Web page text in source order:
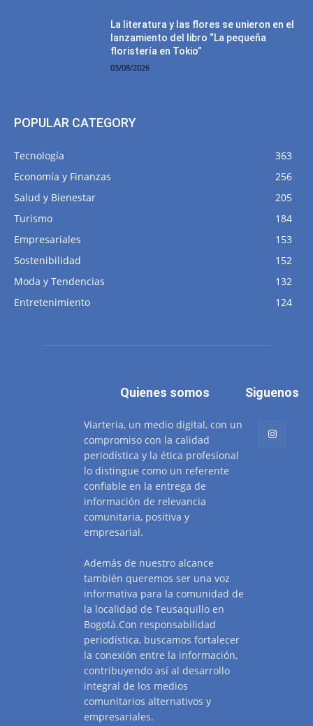
La literatura y las flores se unieron en el
lanzamiento del libro “La pequeña
floristería en Tokio”
03/08/2026
POPULAR CATEGORY
Tecnología
363
Economía y Finanzas
256
Salud y Bienestar
205
Turismo
184
Empresariales
153
Sostenibilidad
152
Moda y Tendencias
132
Entretenimiento
124
Quienes somos
Viarteria, un medio digital, con un
compromiso con la calidad
periodística y la ética profesional
lo distingue como un referente
confiable en la entrega de
información de relevancia
comunitaria, positiva y
empresarial.
Además de nuestro alcance
también queremos ser una voz
informativa para la comunidad de
la localidad de Teusaquillo en
Bogotá.Con responsabilidad
periodística, buscamos fortalecer
la conexión entre la información,
contribuyendo así al desarrollo
integral de los medios
comunitarios alternativos y
empresariales.
Siguenos